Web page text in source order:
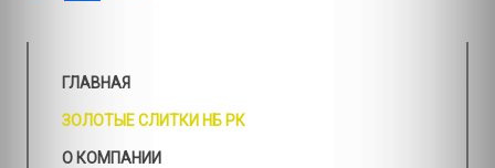
ГЛАВНАЯ
ЗОЛОТЫЕ СЛИТКИ НБ РК
О КОМПАНИИ